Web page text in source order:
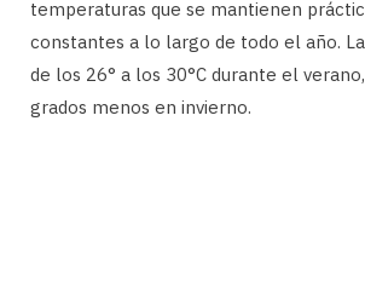
temperaturas que se mantienen
constantes a lo largo de todo el año.
de los 26° a los 30°C durante el
grados menos en invierno.